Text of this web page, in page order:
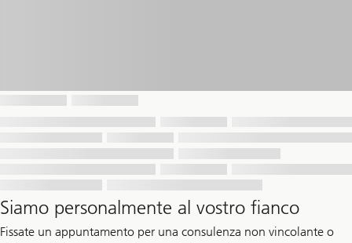
Siamo personalmente al vostro fianco
Fissate un appuntamento per una consulenza non vincolante o